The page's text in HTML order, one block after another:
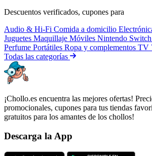
Descuentos verificados, cupones para
Audio & Hi-Fi Comida a domicilio
Juguetes Maquillaje Móviles Nintendo Switch
Perfume Portátiles Ropa y complementos TV
Todas las categorías
¡Chollo.es encuentra las mejores ofertas!
promocionales, cupones para tus tiendas
gratuitos para los amantes de los chollos!
Descarga la App